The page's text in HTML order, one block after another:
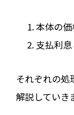
本体の価
支払利
それぞれの処
解説していき